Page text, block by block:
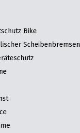
Bike
Scheibenbremsen